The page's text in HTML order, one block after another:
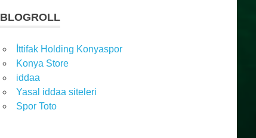
BLOGROLL
İttifak Holding Konyaspor
Konya Store
iddaa
Yasal iddaa siteleri
Spor Toto